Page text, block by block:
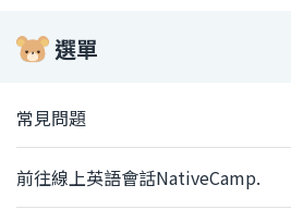
選單
常見問題
前往線上英語會話NativeCamp.